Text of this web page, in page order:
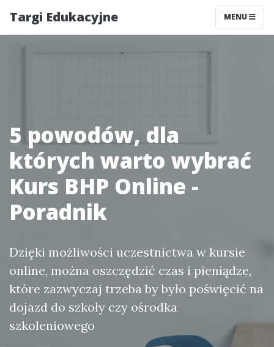
Targi Edukacyjne MENU
5 powodów, dla
których warto wybrać
Kurs BHP Online -
Poradnik
Dzięki możliwości uczestnictwa w kursie
online, można oszczędzić czas i pieniądze,
które zazwyczaj trzeba by było poświęcić na
dojazd do szkoły czy ośrodka
szkoleniowego